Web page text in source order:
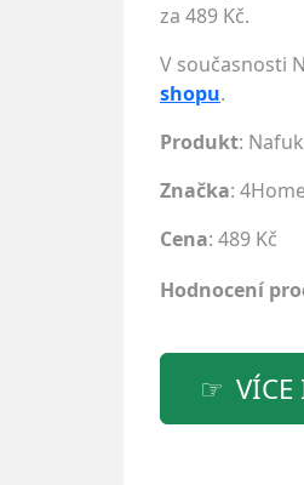
za 489 Kč.
V současnosti
shopu.
Produkt:
Značka:
Cena: 489 Kč
Hodnocení